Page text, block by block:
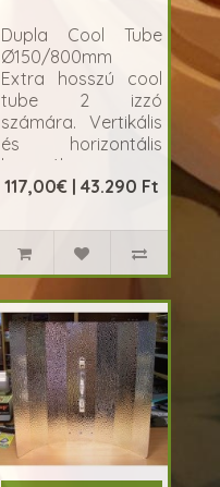
Dupla Cool Tube
Ø150/800mm
Extra hosszú cool
tube 2 izzó
számára. Vertikális
és horizontális
használatra is
alkalmas. A
kisülőlámpák
működtetés..
117,00€ | 43.290 Ft